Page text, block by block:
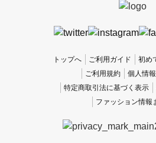
トップへ ご利用ガイド 初め
ご利用規約
個人情
特定商取引法に基づく表示
ファッション情報